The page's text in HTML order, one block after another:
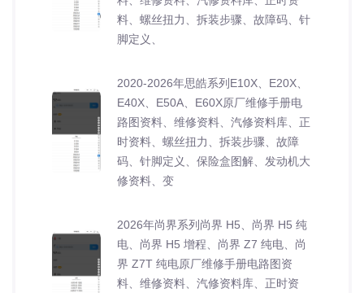
料、螺丝扭力、拆装步骤、故障码、针
脚定义、
2020-2026年思皓系列E10X、E20X、
E40X、E50A、E60X原厂维修手册电
路图资料、维修资料、汽修资料库、正
时资料、螺丝扭力、拆装步骤、故障
码、针脚定义、保险盒图解、发动机大
修资料、变
2026年尚界系列尚界 H5、尚界 H5 纯
电、尚界 H5 增程、尚界 Z7 纯电、尚
界 Z7T 纯电原厂维修手册电路图资
料、维修资料、汽修资料库、正时资